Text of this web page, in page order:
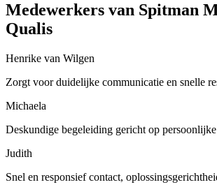
Medewerkers van Spitman
Qualis
Henrike van Wilgen
Zorgt voor duidelijke communicatie en snelle
Michaela
Deskundige begeleiding gericht op
Judith
Snel en responsief contact,